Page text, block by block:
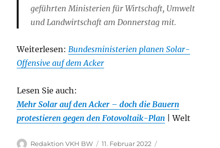
geführten Ministerien für Wirtschaft, Umwelt
und Landwirtschaft am Donnerstag mit.
Weiterlesen: Bundesministerien planen Solar-
Offensive auf dem Acker
Lesen Sie auch:
Mehr Solar auf den Acker – doch die Bauern
protestieren gegen den Fotovoltaik-Plan | Welt
Autor
Redaktion VKH BW
Veröffentlicht
11. Februar 2022